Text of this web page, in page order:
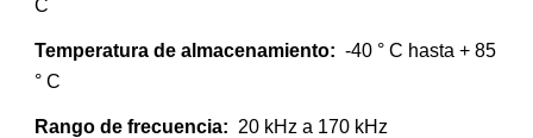
C
Temperatura de almacenamiento: -40 ° C hasta + 85
° C
Rango de frecuencia: 20 kHz a 170 kHz